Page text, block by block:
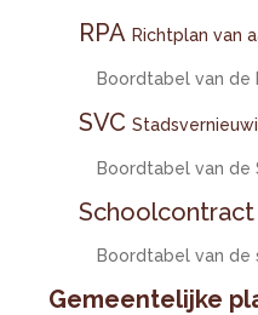
RPA Richtplan van
Boordtabel van de
SVC
Boordtabel van de
Schoolcontract
Boordtabel van
Gemeentelijke